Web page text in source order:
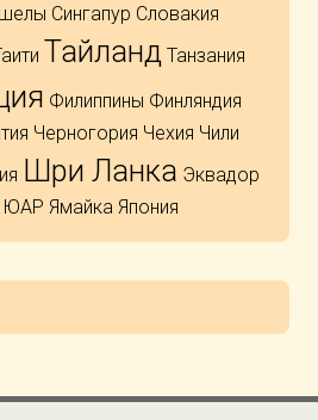
Сингапур Словакия
Тайланд Танзания
Филиппины Финляндия
Черногория Чехия Чили
Шри Ланка Эквадор
ЮАР Ямайка Япония